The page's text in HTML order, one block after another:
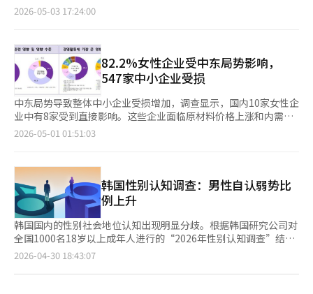
沙地带问题被ICC检察官申请逮捕令。 战争议题引发争议俄罗斯自
年因加沙问题关闭国家馆，今年在阿森纳展出。伊朗宣布不参展。
南非国家馆因政府取消参与而空置，原因是艺术家加布里埃尔·戈
利亚斯的作品可能引发分裂。该作品在威尼斯的圣安东宁教堂展
出。澳大利亚国家馆因艺术家卡莱德·萨布萨比的作品争议而取消
参与，但在艺术界反对下重新确认参与。美国因特朗普政府改变支
持条件，部分艺术家拒绝参与，最终由阿尔玛·艾伦领导国家馆。
韩国馆和韩国艺术家韩国馆主题为“解放空间：堡垒与巢穴”，探
和表演作品。小说家韩江等创作者参与。韩国馆与日本馆首次合
作。韩国艺术家Yo-E Ryou受邀参加国际展，加拉·波拉斯-金与
维多利亚与阿尔伯特博物馆合作。崔在恩参与日本馆，赵国贤受邀
参加坦桑尼亚馆，洪恩珠参与台湾馆开幕表演。李禹焕、尹松伊、
沈文燮、莲花康等也将展出。
从“解释”转向“成果”。将这次选举视为“女性政治的胜利”只
进步。京畿道的变化最终归结为一个问题：我们选择什么样的领导
者？超越性别和背景，最终留下的是判断和结果。这次选举将再次
验证这一事实。※ 本报道经人工智能（AI）系统翻译与编辑。
北、庆南、蔚山、全南、全北和济州也有激烈竞争，各党派候选人
纷纷出马，争取选民支持。
道，金正恩于前一天会见了青年联盟大会的参与者并合影留念。
建设的象征，是国家力量的骄傲。 此次大会是五年来首次举行，
于上月28日至30日在平壤举行。 朝中社称，这次大会是将青年联
盟打造为朝鲜劳动党的忠诚先锋队的重要步骤。 青年联盟是劳动
党外围组织之一，与职业总同盟、社会主义女性同盟、农业劳动者
同盟并列为“四大劳动团体”。 朝鲜在年初完成第九次党代会
后，通过劳动团体大会为实现新的五年计划目标注入活力。※ 本
报道经人工智能（AI）系统翻译与编辑。
2026-05-03 17:24:00
82.2%女性企业受中东局势影响，
547家中小企业受损
中东局势导致整体中小企业受损增加，调查显示，国内10家女性企
业中有8家受到直接影响。这些企业面临原材料价格上涨和内需萎
缩的双重压力。根据女性企业综合支持中心附属女性经济研究所的
受到影响的企业中，97.2%认为影响程度为“中等以上”，显示出
危机感已达临界点。女性企业将经营困难的主要原因归结为成本增
加和内需减少。具体分析显示，成本和供应方面，原材料价格上涨
（49.4%）是最大因素，其次是原材料供应问题（12.7%）和油价
上涨（11.8%）。市场和需求方面，消费心理萎缩导致的内需减少
（30.1%）和订单减少或取消（28.5%）是主要原因。89.5%的女
性企业预计销售额将下降，整体经营生态面临萎缩风险。女性企业
请求直接支持，包括紧急经营稳定资金（45.3%）和金融支持
（42.6%），以及间接支持，如法律、制度和规制相关问题的解决
2026-05-01 01:51:03
韩国性别认知调查：男性自认弱势比
例上升
韩国国内的性别社会地位认知出现明显分歧。根据韩国研究公司对
全国1000名18岁以上成年人进行的“2026年性别认知调查”结果
显示，仅23%的男性认为女性是社会弱势群体，低于四分之一。而
（11%）的三倍。在社会环境评价中，34%的人认为韩国社会对
2026-04-30 18:43:07
页